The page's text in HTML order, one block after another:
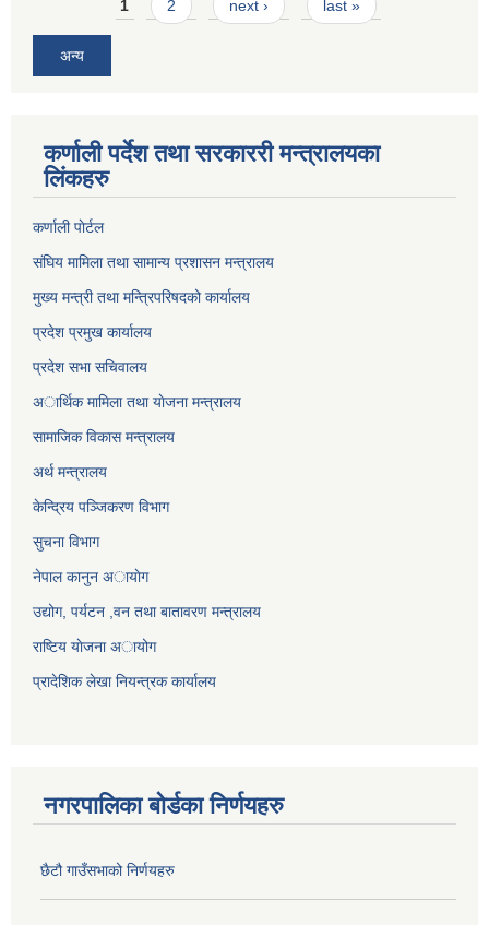
1 2 next › last »
अन्य
कर्णाली पर्देश तथा सरकाररी मन्त्रालयका
लिंकहरु
कर्णाली पाेर्टल
संघिय मामिला तथा सामान्य प्रशासन मन्त्रालय
मुख्य मन्त्री तथा मन्त्रिपरिषदको कार्यालय
प्रदेश प्रमुख कार्यालय
प्रदेश सभा सचिवालय
अार्थिक मामिला तथा याेजना मन्त्रालय
सामाजिक विकास मन्त्रालय
अर्थ मन्त्रालय
केन्द्रिय पञ्जिकरण विभाग
सुचना विभाग
नेपाल कानुन अायाेग
उद्योग, पर्यटन ,वन तथा बातावरण मन्त्रालय
राष्टिय याेजना अायोग
प्रादेशिक लेखा नियन्त्रक कार्यालय
नगरपालिका बोर्डका निर्णयहरु
छैटौ गाउँसभाको निर्णयहरु